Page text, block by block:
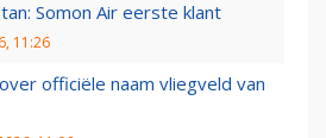
Somon Air eerste klant
11:26
officiële naam vliegveld van